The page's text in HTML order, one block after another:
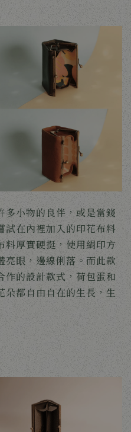
多小物的良伴，或是當錢
試在內裡加入的印花布料
料厚實硬挺，使用絹印方
亮眼，邊線俐落。而此款
作的設計款式，荷包蛋和
朵都自由自在的生長，生